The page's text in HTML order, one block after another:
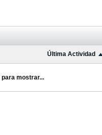
Última Actividad
mostrar...